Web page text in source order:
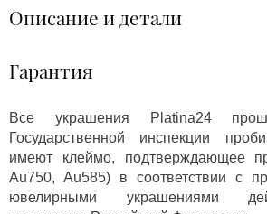
Описание и детали
Гарантия
Все украшения Platina24
Государственной инспекции
имеют клеймо, подтверждающее
Au750, Au585) в соответствии с
ювелирными украшениями